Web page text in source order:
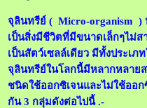
จุลินทรีย์ ( Micro-organism )
เป็นสิ่งมีชีวิตที่มีขนาดเล็กๆไม่ส
เป็นสัตว์เซลล์เดียว มีทั้งประเภ
จุลินทรีย์ในโลกนี้มีหลากหลาย
ชนิดใช้ออกซิเจนและไม่ใช้ออ
กัน 3 กลุ่มดังต่อไปนี้ .-